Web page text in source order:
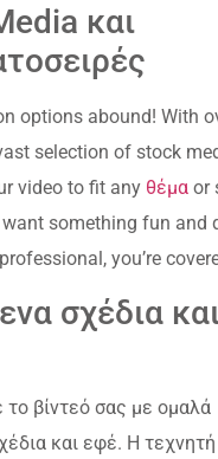
και
options abound! With
selection of stock
video to fit any θέμα or
something fun and
you’re
σχέδια
βίντεό σας με ομαλά
και εφέ. Η τεχνητή